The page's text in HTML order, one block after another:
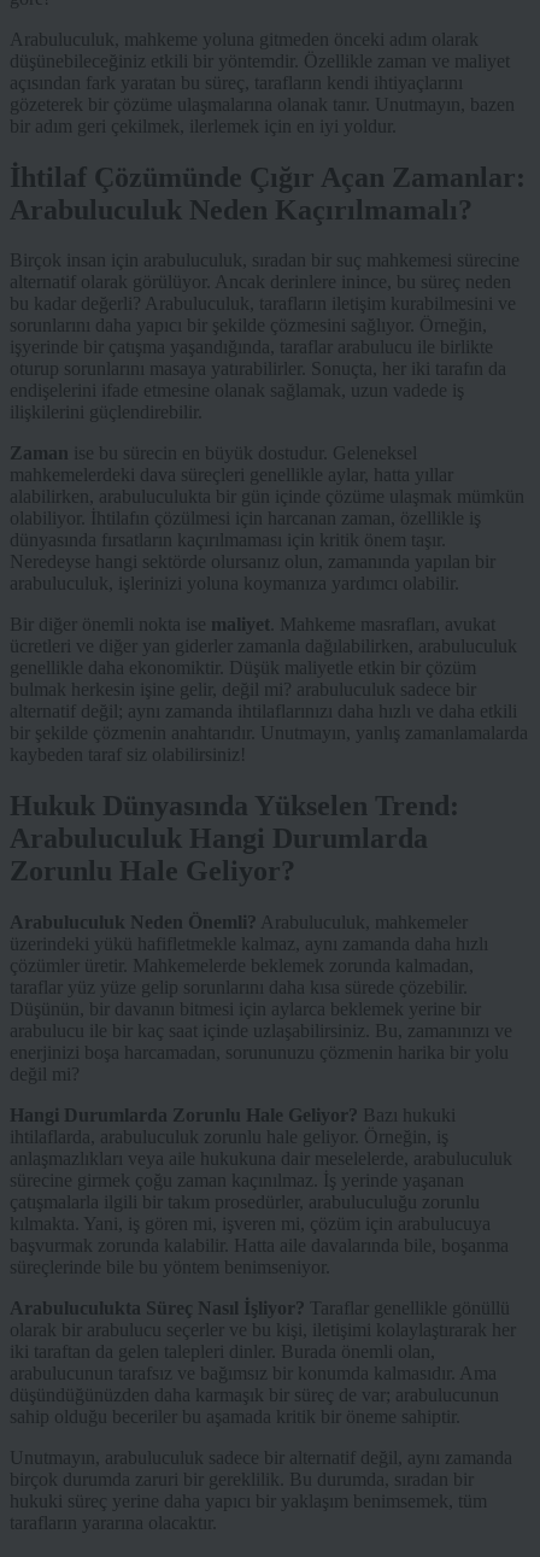
Arabuluculuk, mahkeme yoluna gitmeden önceki adım olarak
düşünebileceğiniz etkili bir yöntemdir. Özellikle zaman ve maliyet
açısından fark yaratan bu süreç, tarafların kendi ihtiyaçlarını
gözeterek bir çözüme ulaşmalarına olanak tanır. Unutmayın, bazen
bir adım geri çekilmek, ilerlemek için en iyi yoldur.
İhtilaf Çözümünde Çığır Açan Zamanlar:
Arabuluculuk Neden Kaçırılmamalı?
Birçok insan için arabuluculuk, sıradan bir suç mahkemesi sürecine
alternatif olarak görülüyor. Ancak derinlere inince, bu süreç neden
bu kadar değerli? Arabuluculuk, tarafların iletişim kurabilmesini ve
sorunlarını daha yapıcı bir şekilde çözmesini sağlıyor. Örneğin,
işyerinde bir çatışma yaşandığında, taraflar arabulucu ile birlikte
oturup sorunlarını masaya yatırabilirler. Sonuçta, her iki tarafın da
endişelerini ifade etmesine olanak sağlamak, uzun vadede iş
ilişkilerini güçlendirebilir.
Zaman ise bu sürecin en büyük dostudur. Geleneksel
mahkemelerdeki dava süreçleri genellikle aylar, hatta yıllar
alabilirken, arabuluculukta bir gün içinde çözüme ulaşmak mümkün
olabiliyor. İhtilafın çözülmesi için harcanan zaman, özellikle iş
dünyasında fırsatların kaçırılmaması için kritik önem taşır.
Neredeyse hangi sektörde olursanız olun, zamanında yapılan bir
arabuluculuk, işlerinizi yoluna koymanıza yardımcı olabilir.
Bir diğer önemli nokta ise maliyet . Mahkeme masrafları, avukat
ücretleri ve diğer yan giderler zamanla dağılabilirken, arabuluculuk
genellikle daha ekonomiktir. Düşük maliyetle etkin bir çözüm
bulmak herkesin işine gelir, değil mi? arabuluculuk sadece bir
alternatif değil; aynı zamanda ihtilaflarınızı daha hızlı ve daha etkili
bir şekilde çözmenin anahtarıdır. Unutmayın, yanlış zamanlamalarda
kaybeden taraf siz olabilirsiniz!
Hukuk Dünyasında Yükselen Trend:
Arabuluculuk Hangi Durumlarda
Zorunlu Hale Geliyor?
Arabuluculuk Neden Önemli? Arabuluculuk, mahkemeler
üzerindeki yükü hafifletmekle kalmaz, aynı zamanda daha hızlı
çözümler üretir. Mahkemelerde beklemek zorunda kalmadan,
taraflar yüz yüze gelip sorunlarını daha kısa sürede çözebilir.
Düşünün, bir davanın bitmesi için aylarca beklemek yerine bir
arabulucu ile bir kaç saat içinde uzlaşabilirsiniz. Bu, zamanınızı ve
enerjinizi boşa harcamadan, sorununuzu çözmenin harika bir yolu
değil mi?
Hangi Durumlarda Zorunlu Hale Geliyor? Bazı hukuki
ihtilaflarda, arabuluculuk zorunlu hale geliyor. Örneğin, iş
anlaşmazlıkları veya aile hukukuna dair meselelerde, arabuluculuk
sürecine girmek çoğu zaman kaçınılmaz. İş yerinde yaşanan
çatışmalarla ilgili bir takım prosedürler, arabuluculuğu zorunlu
kılmakta. Yani, iş gören mi, işveren mi, çözüm için arabulucuya
başvurmak zorunda kalabilir. Hatta aile davalarında bile, boşanma
süreçlerinde bile bu yöntem benimseniyor.
Arabuluculukta Süreç Nasıl İşliyor? Taraflar genellikle gönüllü
olarak bir arabulucu seçerler ve bu kişi, iletişimi kolaylaştırarak her
iki taraftan da gelen talepleri dinler. Burada önemli olan,
arabulucunun tarafsız ve bağımsız bir konumda kalmasıdır. Ama
düşündüğünüzden daha karmaşık bir süreç de var; arabulucunun
sahip olduğu beceriler bu aşamada kritik bir öneme sahiptir.
Unutmayın, arabuluculuk sadece bir alternatif değil, aynı zamanda
birçok durumda zaruri bir gereklilik. Bu durumda, sıradan bir
hukuki süreç yerine daha yapıcı bir yaklaşım benimsemek, tüm
tarafların yararına olacaktır.